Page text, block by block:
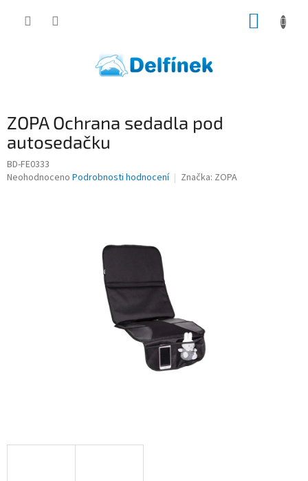
ZOPA Ochrana sedadla pod
autosedačku
BD-FE0333
Průměrné
Neohodnoceno Podrobnosti hodnocení Značka: ZOPA